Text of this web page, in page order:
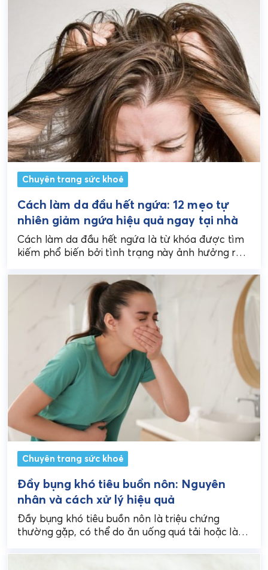
Chuyên trang sức khoẻ
Cách làm da đầu hết ngứa: 12 mẹo tự
nhiên giảm ngứa hiệu quả ngay tại nhà
Cách làm da đầu hết ngứa là từ khóa được tìm
kiếm phổ biến bởi tình trạng này ảnh hưởng rất
Chuyên trang sức khoẻ
Đầy bụng khó tiêu buồn nôn: Nguyên
nhân và cách xử lý hiệu quả
Đầy bụng khó tiêu buồn nôn là triệu chứng
thường gặp, có thể do ăn uống quá tải hoặc là